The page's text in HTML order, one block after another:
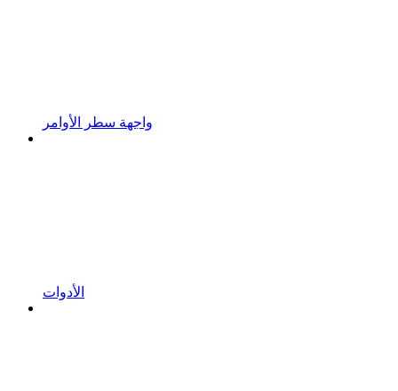
واجهة سطر الأوامر
الأدوات